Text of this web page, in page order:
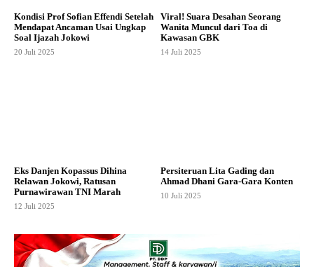
Kondisi Prof Sofian Effendi Setelah
Mendapat Ancaman Usai Ungkap
Soal Ijazah Jokowi
20 Juli 2025
Viral! Suara Desahan Seorang
Wanita Muncul dari Toa di
Kawasan GBK
14 Juli 2025
Eks Danjen Kopassus Dihina
Relawan Jokowi, Ratusan
Purnawirawan TNI Marah
12 Juli 2025
Persiteruan Lita Gading dan
Ahmad Dhani Gara-Gara Konten
10 Juli 2025